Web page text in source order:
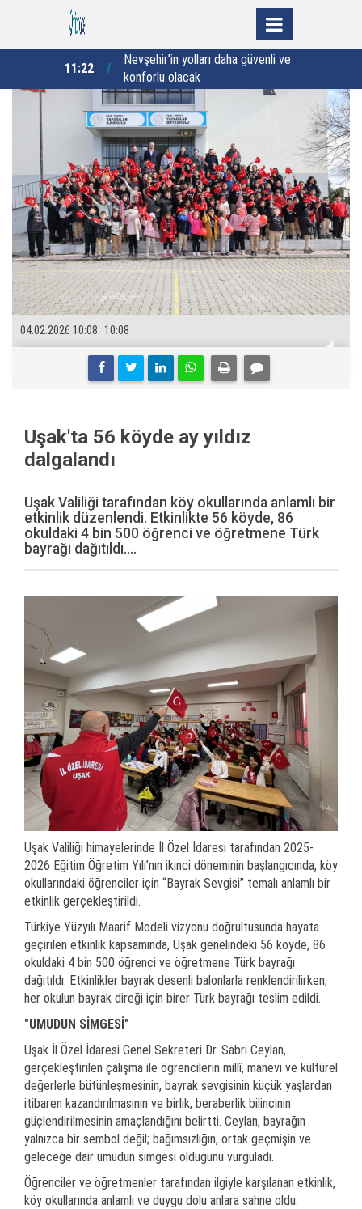
11:17
“Devletini ve dinini bilen nesillerin
yetiştiğini görmek mutluluk
veriyor”
10:08
04.02.2026 10:08
Uşak'ta 56 köyde ay yıldız
dalgalandı
Uşak Valiliği tarafından köy okullarında anlamlı bir
etkinlik düzenlendi. Etkinlikte 56 köyde, 86
okuldaki 4 bin 500 öğrenci ve öğretmene Türk
bayrağı dağıtıldı....
Uşak Valiliği himayelerinde İl Özel İdaresi tarafından 2025-
2026 Eğitim Öğretim Yılı’nın ikinci döneminin başlangıcında, köy
okullarındaki öğrenciler için “Bayrak Sevgisi” temalı anlamlı bir
etkinlik gerçekleştirildi.
Türkiye Yüzyılı Maarif Modeli vizyonu doğrultusunda hayata
geçirilen etkinlik kapsamında, Uşak genelindeki 56 köyde, 86
okuldaki 4 bin 500 öğrenci ve öğretmene Türk bayrağı
dağıtıldı. Etkinlikler bayrak desenli balonlarla renklendirilirken,
her okulun bayrak direği için birer Türk bayrağı teslim edildi.
"UMUDUN SİMGESİ"
Uşak İl Özel İdaresi Genel Sekreteri Dr. Sabri Ceylan,
gerçekleştirilen çalışma ile öğrencilerin millî, manevi ve kültürel
değerlerle bütünleşmesinin, bayrak sevgisinin küçük yaşlardan
itibaren kazandırılmasının ve birlik, beraberlik bilincinin
güçlendirilmesinin amaçlandığını belirtti. Ceylan, bayrağın
yalnızca bir sembol değil; bağımsızlığın, ortak geçmişin ve
geleceğe dair umudun simgesi olduğunu vurguladı.
Öğrenciler ve öğretmenler tarafından ilgiyle karşılanan etkinlik,
köy okullarında anlamlı ve duygu dolu anlara sahne oldu.